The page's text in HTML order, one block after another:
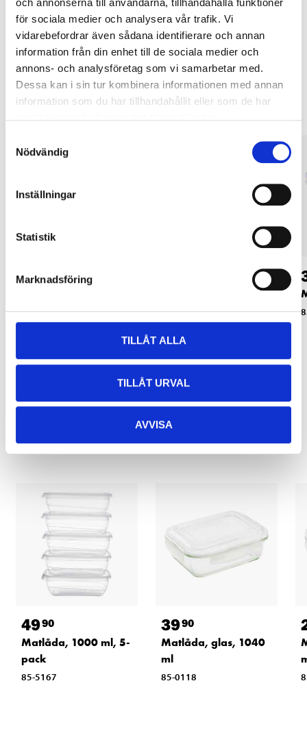
för sociala medier och analysera vår trafik. Vi
vidarebefordrar även sådana identifierare och annan
information från din enhet till de sociala medier och
annons- och analysföretag som vi samarbetar med.
Dessa kan i sin tur kombinera informationen med annan
information som du har tillhandahållit eller som de har
Nödvändig
Inställningar
Statistik
Marknadsföring
TILLÅT ALLA
TILLÅT URVAL
AVVISA
LÄS MER
Andra kunder köpte också
59
2500 ml
85-5053
Relaterade produkter
4990
Matlåda, 1000 ml, 5-
pack
85-5167
3990
Matlåda, glas, 1040
ml
85-0118